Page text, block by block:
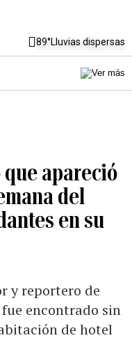
89°Lluvias dispersas
apareció
del
en su
y reportero de
encontrado sin
de hotel